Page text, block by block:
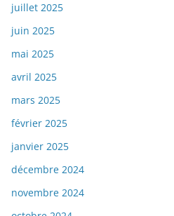
juillet 2025
juin 2025
mai 2025
avril 2025
mars 2025
février 2025
janvier 2025
décembre 2024
novembre 2024